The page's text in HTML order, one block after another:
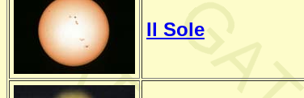
Il Sole